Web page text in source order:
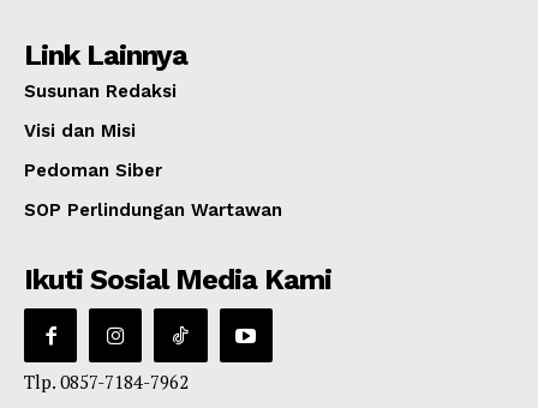
Link Lainnya
Susunan Redaksi
Visi dan Misi
Pedoman Siber
SOP Perlindungan Wartawan
Ikuti Sosial Media Kami
Tlp. 0857-7184-7962